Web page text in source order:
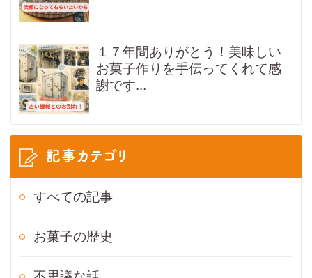
１７年間ありがとう！美味しい
お菓子作りを手伝ってくれて感
謝です...
記事カテゴリ
すべての記事
お菓子の歴史